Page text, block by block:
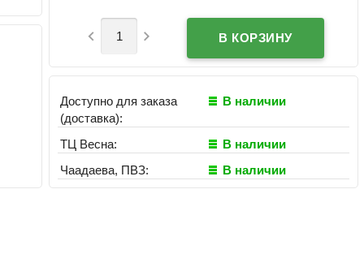
 
Доступно для заказа
(доставка):
В наличии
ТЦ Весна:
В наличии
Чаадаева, ПВЗ:
В наличии